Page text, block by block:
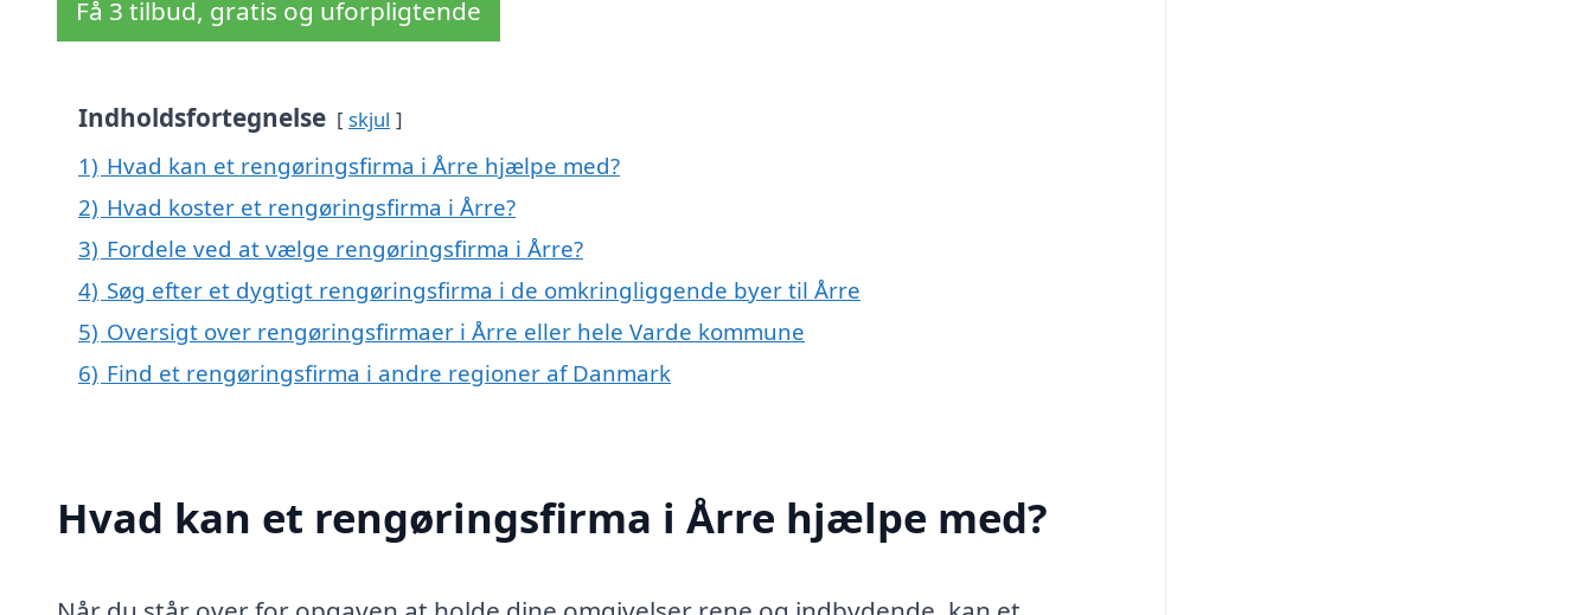
Få 3 tilbud, gratis og uforpligtende
Indholdsfortegnelse skjul
1) Hvad kan et rengøringsfirma i Årre hjælpe med?
2) Hvad koster et rengøringsfirma i Årre?
3) Fordele ved at vælge rengøringsfirma i Årre?
4) Søg efter et dygtigt rengøringsfirma i de omkringliggende byer til Årre
5) Oversigt over rengøringsfirmaer i Årre eller hele Varde kommune
6) Find et rengøringsfirma i andre regioner af Danmark
Hvad kan et rengøringsfirma i Årre hjælpe med?